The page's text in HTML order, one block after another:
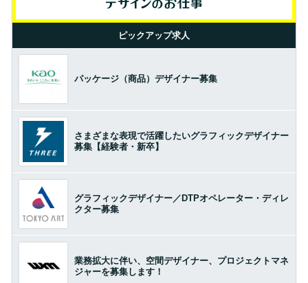
ピックアップ求人
パッケージ（商品）デザイナー募集
さまざまな表現で活躍したいグラフィックデザイナー
募集【経験者・新卒】
グラフィックデザイナー／DTPオペレーター・ディレ
クター募集
業務拡大に伴い、空間デザイナー、プロジェクトマネ
ジャーを募集します！